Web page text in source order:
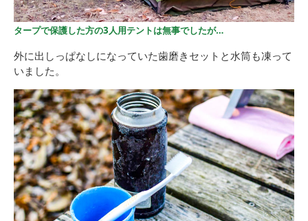
タープで保護した方の3人用テントは無事でしたが…
外に出しっぱなしになっていた歯磨きセットと水筒も凍って
いました。